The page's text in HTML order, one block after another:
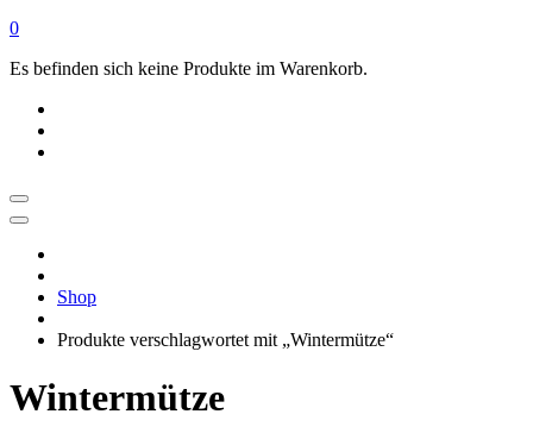
0
Es befinden sich keine Produkte im Warenkorb.
|
Oberlausitz
online
Shop
Produkte verschlagwortet mit „Wintermütze“
Wintermütze